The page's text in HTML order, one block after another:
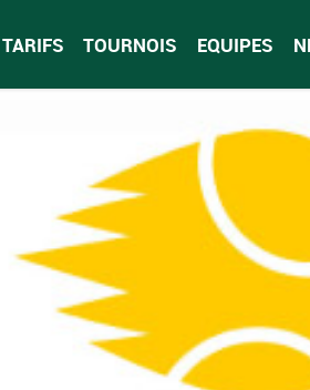
TARIFS TOURNOIS EQUIPES